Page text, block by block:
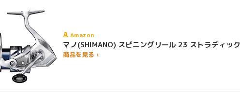
Amazon
マノ(SHIMANO) スピニングリール 23 ストラディック
商品を見る ›